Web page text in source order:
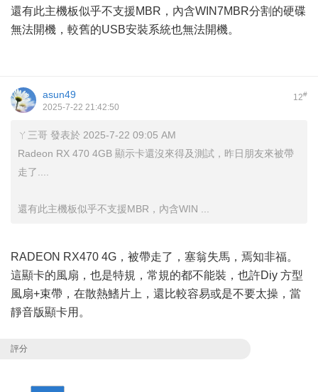
還有此主機板似乎不支援MBR，內含WIN7MBR分割的硬碟
無法開機，較舊的USB安裝系統也無法開機。
12#
asun49
2025-7-22 21:42:50
ㄚ三哥 發表於 2025-7-22 09:05 AM
Radeon RX 470 4GB 顯示卡還沒來得及測試，昨日朋友來被帶
走了....
還有此主機板似乎不支援MBR，內含WIN ...
RADEON RX470 4G，被帶走了，塞翁失馬，焉知非福。
這顯卡的風扇，也是特規，常規的都不能裝，也許Diy 方型
風扇+束帶，在散熱鰭片上，還比較容易或是不要太操，當
靜音版顯卡用。
評分